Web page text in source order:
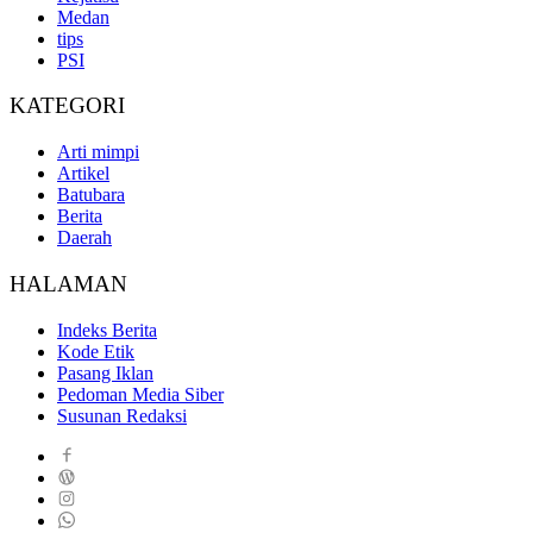
Medan
tips
PSI
KATEGORI
Arti mimpi
Artikel
Batubara
Berita
Daerah
HALAMAN
Indeks Berita
Kode Etik
Pasang Iklan
Pedoman Media Siber
Susunan Redaksi